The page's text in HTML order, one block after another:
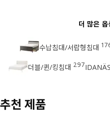
더 많은 옵
수납침대/서랍형침대
더블/퀸/킹침대 297
추천 제품